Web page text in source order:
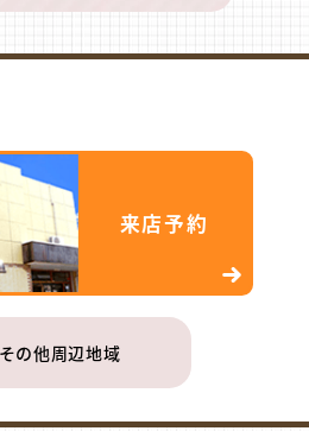
来店予約
の他周辺地域